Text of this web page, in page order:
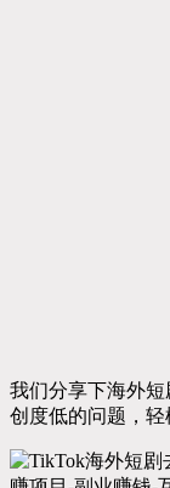
我们分享下海外
创度低的问题，